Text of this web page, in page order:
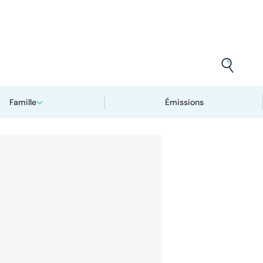
Famille Émissions